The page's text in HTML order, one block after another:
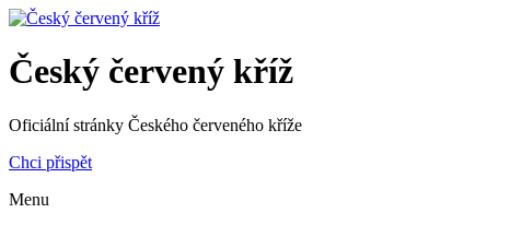
Český červený kříž
Oficiální stránky Českého červeného kříže
Chci přispět
Menu